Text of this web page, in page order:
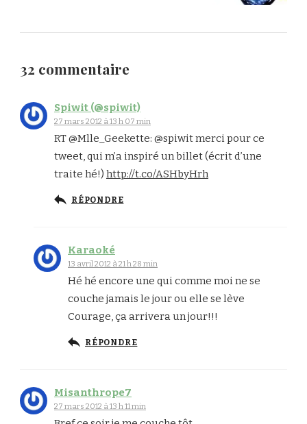
32 commentaire
Spiwit (@spiwit)
27 mars 2012 à 13 h 07 min
RT @Mlle_Geekette: @spiwit merci pour ce
tweet, qui m’a inspiré un billet (écrit d’une
traite hé!) http://t.co/ASHbyHrh
RÉPONDRE
Karaoké
13 avril 2012 à 21 h 28 min
Hé hé encore une qui comme moi ne se
couche jamais le jour ou elle se lève
Courage, ça arrivera un jour!!!
RÉPONDRE
Misanthrope7
27 mars 2012 à 13 h 11 min